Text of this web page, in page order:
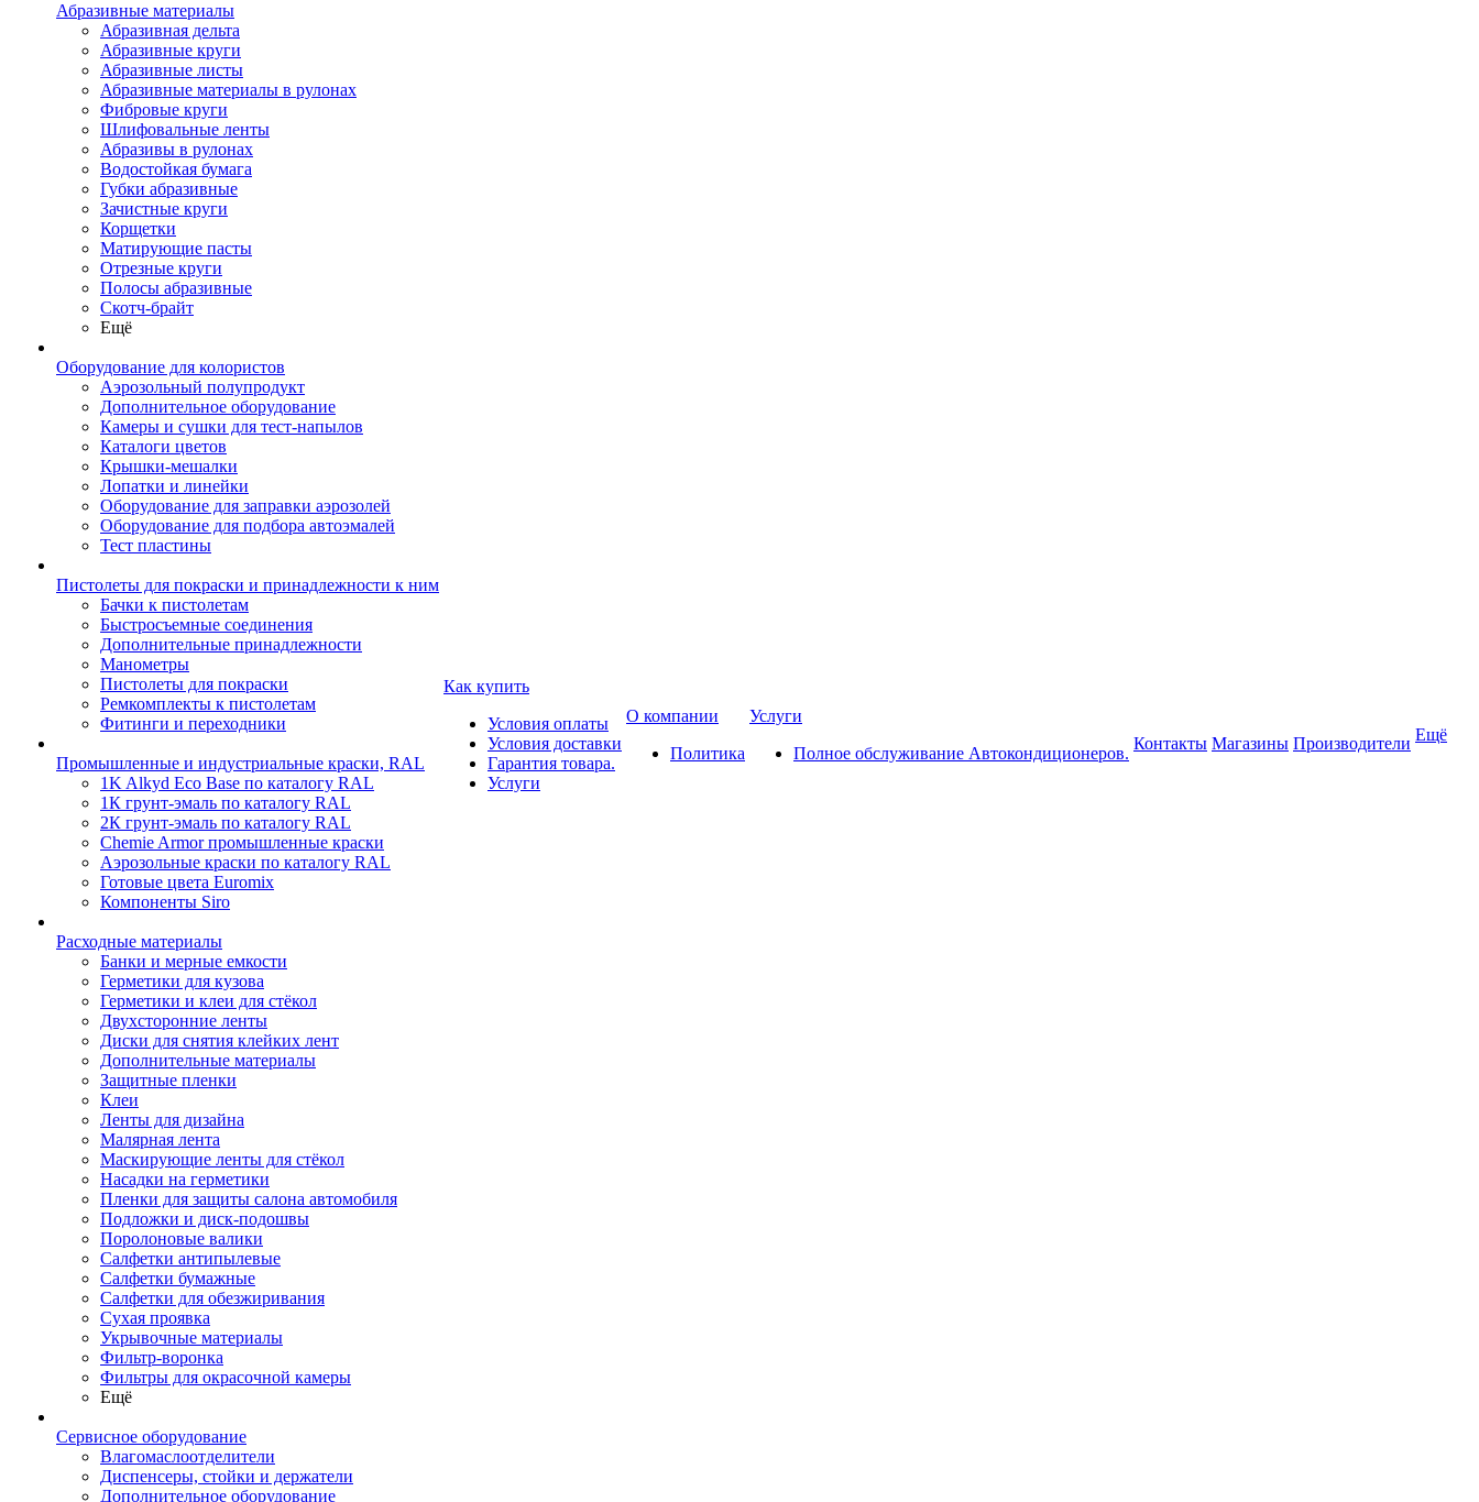
Абразивные материалы
Абразивная дельта
Абразивные круги
Абразивные листы
Абразивные материалы в рулонах
Фибровые круги
Шлифовальные ленты
Абразивы в рулонах
Водостойкая бумага
Губки абразивные
Зачистные круги
Корщетки
Матирующие пасты
Отрезные круги
Полосы абразивные
Скотч-брайт
Ещё
Оборудование для колористов
Аэрозольный полупродукт
Дополнительное оборудование
Камеры и сушки для тест-напылов
Каталоги цветов
Крышки-мешалки
Лопатки и линейки
Оборудование для заправки аэрозолей
Оборудование для подбора автоэмалей
Тест пластины
Пистолеты для покраски и принадлежности к ним
Бачки к пистолетам
Быстросъемные соединения
Дополнительные принадлежности
Манометры
Пистолеты для покраски
Ремкомплекты к пистолетам
Фитинги и переходники
Промышленные и индустриальные краски, RAL
1K Alkyd Eco Base по каталогу RAL
1К грунт-эмаль по каталогу RAL
2К грунт-эмаль по каталогу RAL
Chemie Armor промышленные краски
Аэрозольные краски по каталогу RAL
Готовые цвета Euromix
Компоненты Siro
Расходные материалы
Банки и мерные емкости
Герметики для кузова
Герметики и клеи для стёкол
Двухсторонние ленты
Диски для снятия клейких лент
Дополнительные материалы
Защитные пленки
Клеи
Ленты для дизайна
Малярная лента
Маскирующие ленты для стёкол
Насадки на герметики
Пленки для защиты салона автомобиля
Подложки и диск-подошвы
Поролоновые валики
Салфетки антипылевые
Салфетки бумажные
Салфетки для обезжиривания
Сухая проявка
Укрывочные материалы
Фильтр-воронка
Фильтры для окрасочной камеры
Ещё
Сервисное оборудование
Влагомаслоотделители
Диспенсеры, стойки и держатели
Дополнительное оборудование
Как купить
Условия оплаты
Условия доставки
Гарантия товара.
Услуги
О компании
Политика
Услуги
Полное обслуживание Автокондиционеров.
Контакты Магазины Производители Ещё